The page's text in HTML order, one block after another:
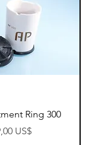
Ring 300
US$